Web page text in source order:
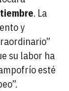
. La
y
su labor ha
esté